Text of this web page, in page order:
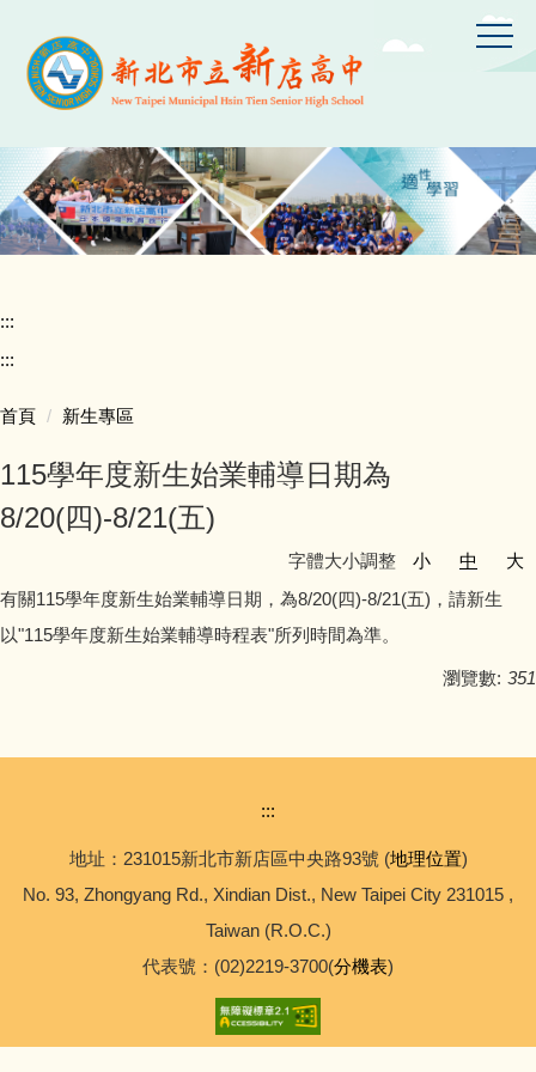
主
容
區
:::
:::
首頁 新生專區
115學年度新生始業輔導日期為
8/20(四)-8/21(五)
字體大小調整 小 中
大
有關115學年度新生始業輔導日期，為8/20(四)-8/21(五)，請新生
以"115學年度新生始業輔導時程表"所列時間為準。
瀏覽數: 351
:::
地址：231015新北市新店區中央路93號 (地理位置)
No. 93, Zhongyang Rd., Xindian Dist., New Taipei City 231015 ,
Taiwan (R.O.C.)
代表號：(02)2219-3700(分機表)